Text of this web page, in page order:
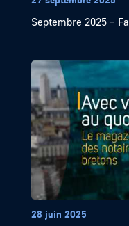
Septembre 2025 –
28 juin 2025